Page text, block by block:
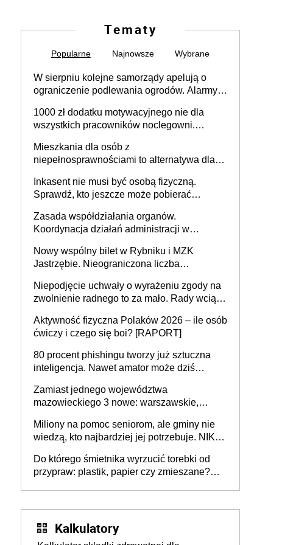
Tematy
Popularne Najnowsze Wybrane
W sierpniu kolejne samorządy apelują o
ograniczenie podlewania ogrodów. Alarmy w
może objąć cały kraj
1000 zł dodatku motywacyjnego nie dla
wszystkich pracowników noclegowni.
Mieszkania dla osób z
niepełnosprawnościami to alternatywa dla
samodzielnie lub z rodziną
Inkasent nie musi być osobą fizyczną.
Sprawdź, kto jeszcze może pobierać
Zasada współdziałania organów.
Koordynacja działań administracji w
Nowy wspólny bilet w Rybniku i MZK
Jastrzębie. Nieograniczona liczba
Niepodjęcie uchwały o wyrażeniu zgody na
zwolnienie radnego to za mało. Rady wciąż
rozstrzygać sprawy
Aktywność fizyczna Polaków 2026 – ile osób
ćwiczy i czego się boi? [RAPORT]
80 procent phishingu tworzy już sztuczna
inteligencja. Nawet amator może dziś
Zamiast jednego województwa
mazowieckiego 3 nowe: warszawskie,
Europie nie ma tak dużych jednostek
stołecznych
Miliony na pomoc seniorom, ale gminy nie
wiedzą, kto najbardziej jej potrzebuje. NIK
Do którego śmietnika wyrzucić torebki od
przypraw: plastik, papier czy zmieszane?
Kalkulatory